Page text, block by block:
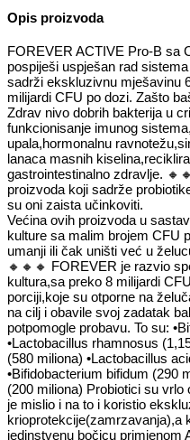
Opis proizvoda
FOREVER ACTIVE Pro-B sa
pospiješi uspješan rad
sadrži ekskluzivnu mješavinu
milijardi CFU po dozi. Zašto
Zdrav nivo dobrih bakterija u
funkcionisanje imunog
upala,hormonalnu
lanaca masnih
gastrointestinalno zdravlje. 🔸 🔸
proizvoda koji sadrže
su oni zaista učinkoviti.
Većina ovih proizvoda u
kulture sa malim brojem CFU
umanji ili čak uništi već u
🔸 🔸 🔸 FOREVER je razvio
kultura,sa preko 8 milijardi
porciji,koje su otporne na
na cilj i obavile svoj zadatak
potpomogle probavu. To su:
•Lactobacillus rhamnosus
(580 miliona) •Lactobacillus
•Bifidobacterium bifidum (290
(200 miliona) Probiotici su
je mislio i na to i koristio
krioprotekcije(zamrzavanja),a
jedinstvenu bočicu primjenom